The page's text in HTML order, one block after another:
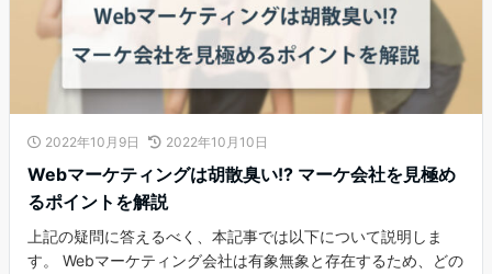
2022年10月9日 2022年10月10日
Webマーケティングは胡散臭い!? マーケ会社を見極め
るポイントを解説
上記の疑問に答えるべく、本記事では以下について説明しま
す。 Webマーケティング会社は有象無象と存在するため、どの